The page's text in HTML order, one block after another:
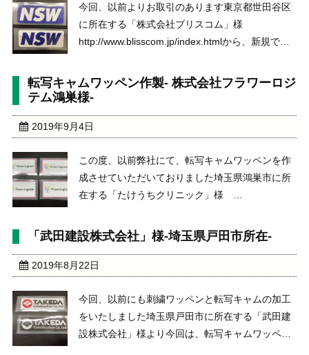
今回、以前よりお取引のあります東京都世田谷区
に所在する「株式会社ブリスコム」様
http://www.blisscom.jp/index.htmlから、新規で女
ンサーマーク用転写キャムワッペンを作成いたし
ました。三ヶ島かなプロhttps ...
転写キャムワッペン作製- 株式会社フラワーロジ
テム鴻巣様-
2019年9月4日
この度、以前弊社にて、転写キャムワッペンを作
成させていただいておりました埼玉県鴻巣市に所
在する「たけうちクリニック」様
き、新しく転写キャムワッペンを作成させていた
「武田建設株式会社」様-埼玉県戸田市所在-
2019年8月22日
今回、以前にも刺繍ワッペンと転写キャムの加工
をいたしました埼玉県戸田市に所在する「武田建
設株式会社」様より今回は、転写キャムワッペン